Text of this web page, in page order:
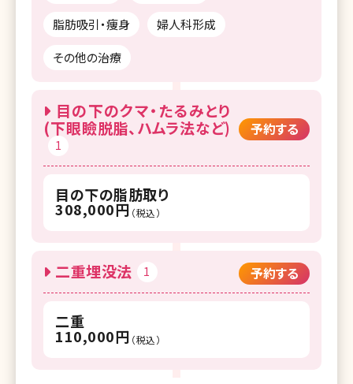
脂肪吸引・痩身
婦人科形成
その他の治療
目の下のクマ・たるみとり
(下眼瞼脱脂、ハムラ法など)
1
予約する
目の下の脂肪取り
308,000円 （税込）
二重埋没法 1 予約する
二重
110,000円 （税込）